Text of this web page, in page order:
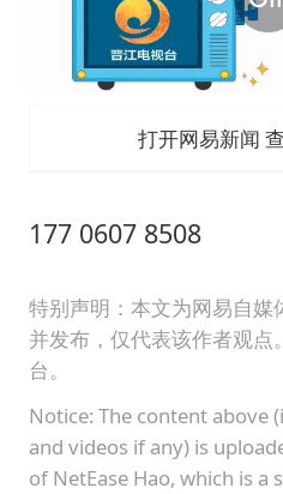
打开网易新闻
177 0607 8508
特别声明：本文为网易自媒
并发布，仅代表该作者观
台。
Notice: The content above
and videos if any) is
of NetEase Hao, which is